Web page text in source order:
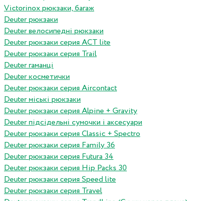
Victorinox рюкзаки, багаж
Deuter рюкзаки
Deuter велосипедні рюкзаки
Deuter рюкзаки серия ACT lite
Deuter рюкзаки серия Trail
Deuter гаманці
Deuter косметички
Deuter рюкзаки серия Aircontact
Deuter міські рюкзаки
Deuter рюкзаки серия Alpine + Gravity
Deuter підсідельні сумочки і аксесуари
Deuter рюкзаки серия Classic + Spectro
Deuter рюкзаки серия Family 36
Deuter рюкзаки серия Futura 34
Deuter рюкзаки серия Hip Packs 30
Deuter рюкзаки серия Speed lite
Deuter рюкзаки серия Travel